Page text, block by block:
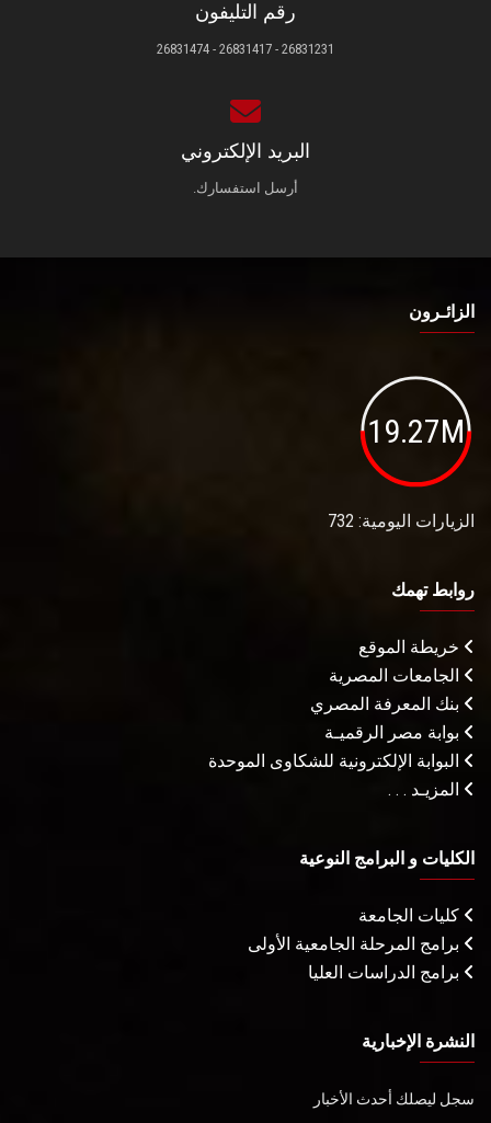
رقم التليفون
26831231 - 26831417 - 26831474
البريد الإلكتروني
أرسل استفسارك.
الزائـرون
19.27M
الزيارات اليومية: 732
روابط تهمك
خريطة الموقع
الجامعات المصرية
بنك المعرفة المصري
بوابة مصر الرقميـة
البوابة الإلكترونية للشكاوى الموحدة
المزيـد . . .
الكليات و البرامج النوعية
كليات الجامعة
برامج المرحلة الجامعية الأولى
برامج الدراسات العليا
النشرة الإخبارية
سجل ليصلك أحدث الأخبار